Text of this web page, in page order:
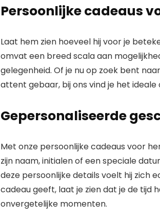
Persoonlijke cadeaus
Laat hem zien hoeveel hij voor je
omvat een breed scala aan
gelegenheid. Of je nu op zoek bent
attent gebaar, bij ons vind je het ideale
Gepersonaliseerde
Met onze persoonlijke cadeaus voor
zijn naam, initialen of een speciale
deze persoonlijke details voelt hij zich
cadeau geeft, laat je zien dat je de tijd
onvergetelijke momenten.